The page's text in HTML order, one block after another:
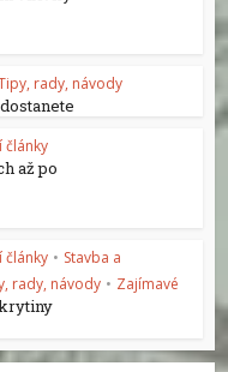
rady, návody
články
až po
články • Stavba a
rady, návody • Zajímavé